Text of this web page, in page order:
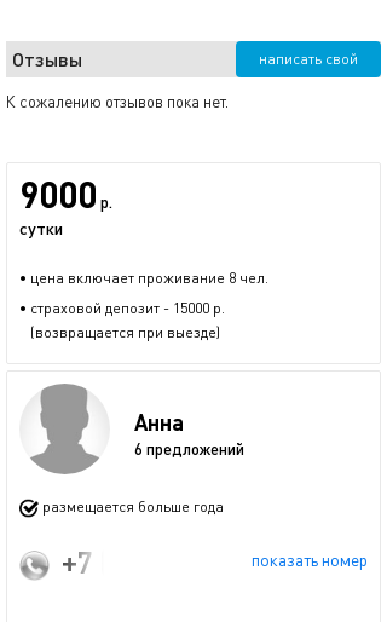
Отзывы написать свой
К сожалению отзывов пока нет.
9000 р.
сутки
• цена включает проживание 8 чел.
• страховой депозит - 15000 р.
(возвращается при выезде)
Анна
6 предложений
размещается больше года
показать номер
+7 (911) 239-12-16